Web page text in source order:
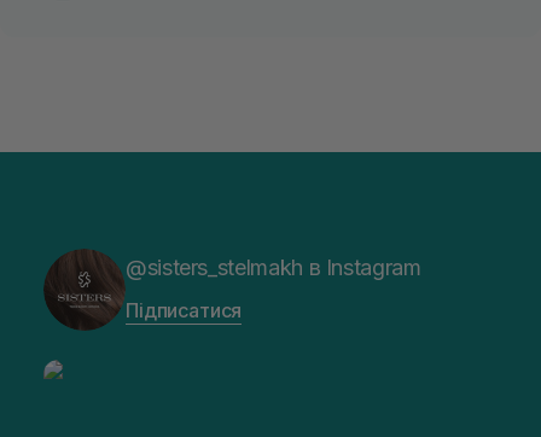
@sisters_stelmakh в Instagram
Підписатися